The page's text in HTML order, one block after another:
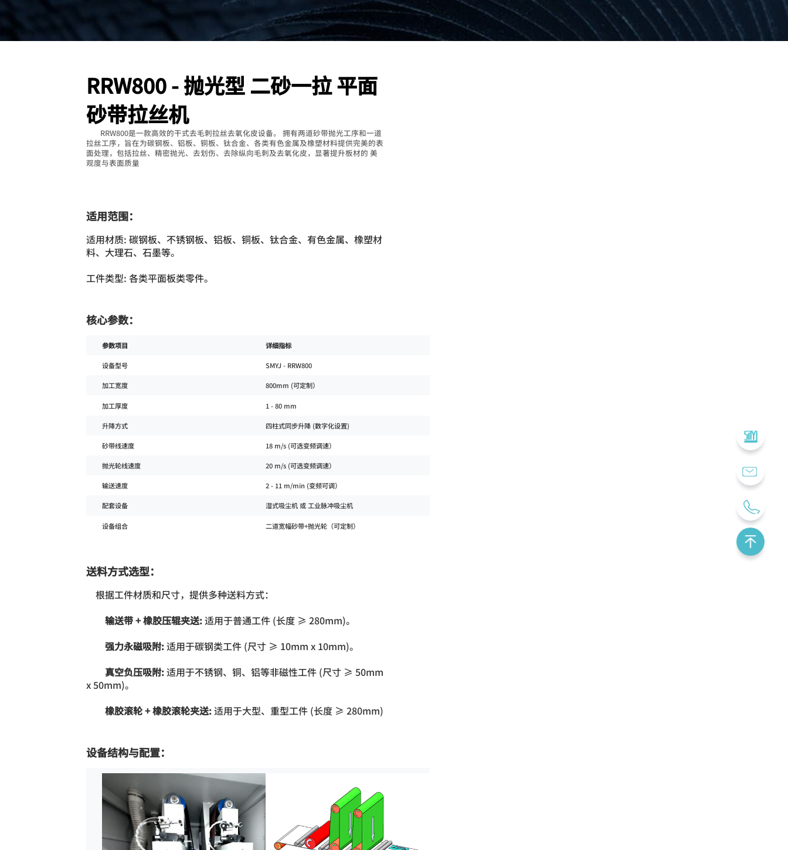
RRW800 - 抛光型 二砂一拉 平面
砂带拉丝机
RRW800是一款高效的干式去毛刺拉丝去氧化皮设备。 拥有两道砂带抛光工序和一道
拉丝工序，旨在为碳钢板、铝板、铜板、钛合金、各类有色金属及橡塑材料提供完美的表
面处理，包括拉丝、精密抛光、去划伤、去除纵向毛刺及去氧化皮，显著提升板材的 美
观度与表面质量
适用范围：
适用材质: 碳钢板、不锈钢板、铝板、铜板、钛合金、有色金属、橡塑材
料、大理石、石墨等。
工件类型: 各类平面板类零件。
核心参数：
参数项目 详细指标
设备型号 SMYJ - RRW800
加工宽度 800mm (可定制）
加工厚度 1 - 80 mm
升降方式 四柱式同步升降 (数字化设置)
砂带线速度 18 m/s (可选变频调速）
抛光轮线速度 20 m/s (可选变频调速）
输送速度 2 - 11 m/min (变频可调）
配套设备 湿式吸尘机 或 工业脉冲吸尘机
设备组合 二道宽幅砂带+抛光轮（可定制）
送料方式选型：
根据工件材质和尺寸，提供多种送料方式：
输送带 + 橡胶压辊夹送:适用于普通工件 (长度 ≥ 280mm)。
强力永磁吸附:适用于碳钢类工件 (尺寸 ≥ 10mm x 10mm)。
真空负压吸附:适用于不锈钢、铜、铝等非磁性工件 (尺寸 ≥ 50mm
x 50mm)。
橡胶滚轮 + 橡胶滚轮夹送:适用于大型、重型工件 (长度 ≥ 280mm)
设备结构与配置：